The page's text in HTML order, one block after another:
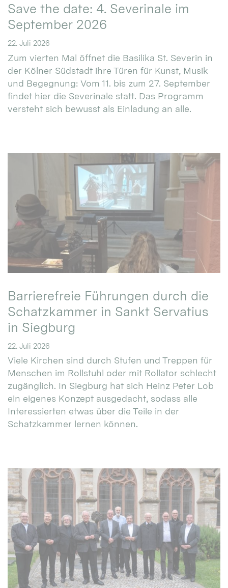
Save the date: 4. Severinale im
September 2026
22. Juli 2026
Zum vierten Mal öffnet die Basilika St. Severin in
der Kölner Südstadt ihre Türen für Kunst, Musik
und Begegnung: Vom 11. bis zum 27. September
findet hier die Severinale statt. Das Programm
versteht sich bewusst als Einladung an alle.
Barrierefreie Führungen durch die
Schatzkammer in Sankt Servatius
in Siegburg
22. Juli 2026
Viele Kirchen sind durch Stufen und Treppen für
Menschen im Rollstuhl oder mit Rollator schlecht
zugänglich. In Siegburg hat sich Heinz Peter Lob
ein eigenes Konzept ausgedacht, sodass alle
Interessierten etwas über die Teile in der
Schatzkammer lernen können.